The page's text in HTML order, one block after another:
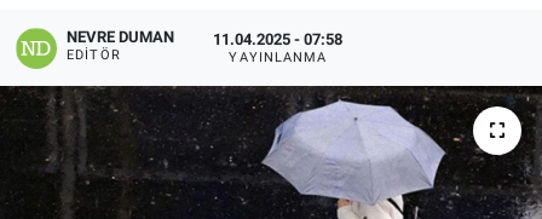
NEVRE DUMAN
EDITÖR
11.04.2025 - 07:58
YAYINLANMA